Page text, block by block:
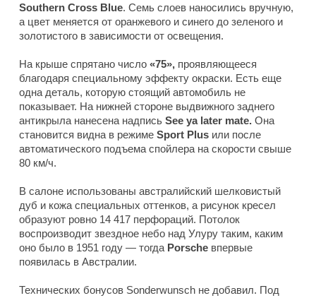
Southern Cross Blue. Семь слоев наносились вручную,
а цвет меняется от оранжевого и синего до зеленого и
золотистого в зависимости от освещения.
На крыше спрятано число «75», проявляющееся
благодаря специальному эффекту окраски. Есть еще
одна деталь, которую стоящий автомобиль не
показывает. На нижней стороне выдвижного заднего
антикрыла нанесена надпись See ya later mate. Она
становится видна в режиме Sport Plus или после
автоматического подъема спойлера на скорости свыше
80 км/ч.
В салоне использованы австралийский шелковистый
дуб и кожа специальных оттенков, а рисунок кресел
образуют ровно 14 417 перфораций. Потолок
воспроизводит звездное небо над Улуру таким, каким
оно было в 1951 году — тогда Porsche впервые
появилась в Австралии.
Технических бонусов Sonderwunsch не добавил. Под